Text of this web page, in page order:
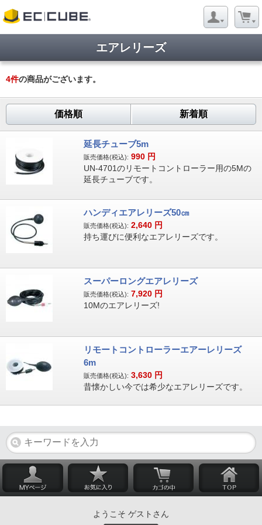
エアレリーズ
4件の商品がございます。
価格順 新着順
延長チューブ5m
販売価格(税込): 990 円
UN-4701のリモートコントローラー用の5Mの
延長チューブです。
ハンディエアレリーズ50㎝
販売価格(税込): 2,640 円
持ち運びに便利なエアレリーズです。
スーパーロングエアレリーズ
販売価格(税込): 7,920 円
10Mのエアレリーズ!
リモートコントローラーエアーレリーズ
6m
販売価格(税込): 3,630 円
昔懐かしい今では希少なエアレリーズです。
ようこそ ゲストさん